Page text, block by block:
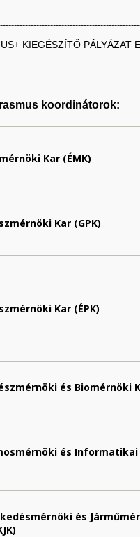
KIEGÉSZÍTŐ PÁLYÁZAT
koordinátorok:
Kar (ÉMK)
Kar (GPK)
Kar (ÉPK)
és Biomérnöki
és Informatikai
és